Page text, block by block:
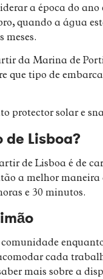
a época do
quando a água
meses.
da Marina de
que tipo de
protector solar e
Lisboa?
de Lisboa é de
a melhor
e 30 minutos.
comunidade
cada
mais sobre a